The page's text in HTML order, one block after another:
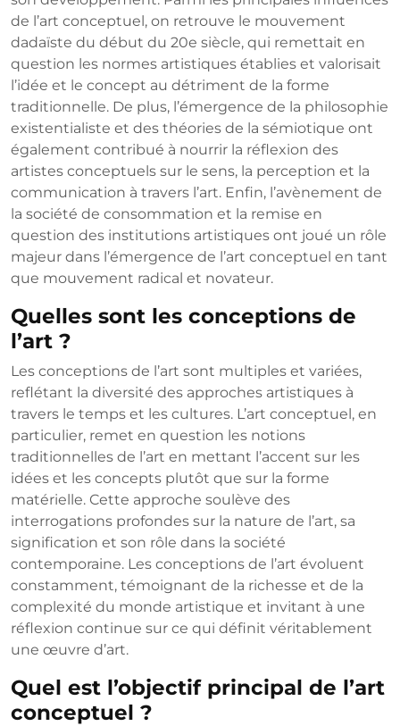
de l’art conceptuel, on retrouve le mouvement
dadaïste du début du 20e siècle, qui remettait en
question les normes artistiques établies et valorisait
l’idée et le concept au détriment de la forme
traditionnelle. De plus, l’émergence de la philosophie
existentialiste et des théories de la sémiotique ont
également contribué à nourrir la réflexion des
artistes conceptuels sur le sens, la perception et la
communication à travers l’art. Enfin, l’avènement de
la société de consommation et la remise en
question des institutions artistiques ont joué un rôle
majeur dans l’émergence de l’art conceptuel en tant
que mouvement radical et novateur.
Quelles sont les conceptions de
l’art ?
Les conceptions de l’art sont multiples et variées,
reflétant la diversité des approches artistiques à
travers le temps et les cultures. L’art conceptuel, en
particulier, remet en question les notions
traditionnelles de l’art en mettant l’accent sur les
idées et les concepts plutôt que sur la forme
matérielle. Cette approche soulève des
interrogations profondes sur la nature de l’art, sa
signification et son rôle dans la société
contemporaine. Les conceptions de l’art évoluent
constamment, témoignant de la richesse et de la
complexité du monde artistique et invitant à une
réflexion continue sur ce qui définit véritablement
une œuvre d’art.
Quel est l’objectif principal de l’art
conceptuel ?